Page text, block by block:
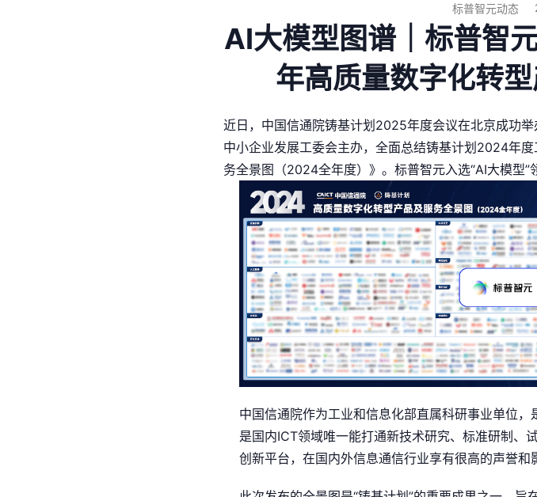
标普智元动态
AI大模型图谱｜标普智
年高质量数字化转
近日，中国信通院铸基计划2025年度会议在北京成功
中小企业发展工委会主办，全面总结铸基计划2024年
务全景图（2024全年度）》。标普智元入选“AI大模型”
中国信通院作为工业和信息化部直属科研事业单位
是国内ICT领域唯一能打通新技术研究、标准研制、
创新平台，在国内外信息通信行业享有很高的声誉和